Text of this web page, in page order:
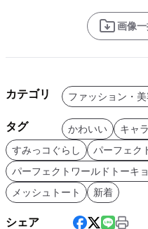
画像
カテゴリ ファッション・美
タグ かわいい キャ
すみっコぐらし
パーフェク
パーフェクトワールドトーキ
メッシュトート
新着
シェア